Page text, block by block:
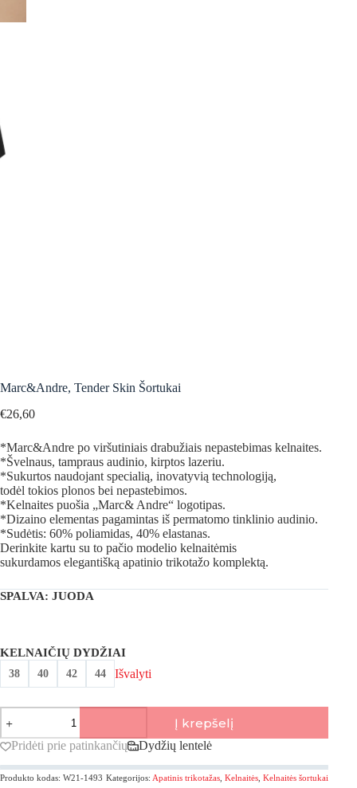
Marc&Andre, Tender Skin Šortukai
€26,60
*Marc&Andre po viršutiniais drabužiais nepastebimas kelnaites.
*Švelnaus, tampraus audinio, kirptos lazeriu.
*Sukurtos naudojant specialią, inovatyvią technologiją,
todėl tokios plonos bei nepastebimos.
*Kelnaites puošia „Marc& Andre“ logotipas.
*Dizaino elementas pagamintas iš permatomo tinklinio audinio.
*Sudėtis: 60% poliamidas, 40% elastanas.
Derinkite kartu su to pačio modelio kelnaitėmis
sukurdamos elegantišką apatinio trikotažo komplektą.
SPALVA: JUODA
KELNAIČIŲ DYDŽIAI
38 40 42 44 Išvalyti
produkto
kiekis:
Marc&Andre,
Tender
Skin
Šortukai
Į krepšelį
Pridėti prie patinkančių Dydžių lentelė
Produkto kodas: W21-1493 Kategorijos: Apatinis trikotažas Kelnaitės Kelnaitės šortukai